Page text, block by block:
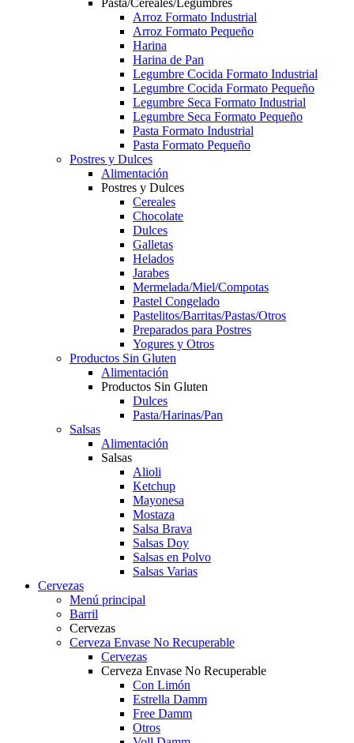
Pasta/Cereales/Legumbres
Arroz Formato Industrial
Arroz Formato Pequeño
Harina
Harina de Pan
Legumbre Cocida Formato Industrial
Legumbre Cocida Formato Pequeño
Legumbre Seca Formato Industrial
Legumbre Seca Formato Pequeño
Pasta Formato Industrial
Pasta Formato Pequeño
Postres y Dulces
Alimentación
Postres y Dulces
Cereales
Chocolate
Dulces
Galletas
Helados
Jarabes
Mermelada/Miel/Compotas
Pastel Congelado
Pastelitos/Barritas/Pastas/Otros
Preparados para Postres
Yogures y Otros
Productos Sin Gluten
Alimentación
Productos Sin Gluten
Dulces
Pasta/Harinas/Pan
Salsas
Alimentación
Salsas
Alioli
Ketchup
Mayonesa
Mostaza
Salsa Brava
Salsas Doy
Salsas en Polvo
Salsas Varias
Cervezas
Menú principal
Barril
Cervezas
Cerveza Envase No Recuperable
Cervezas
Cerveza Envase No Recuperable
Con Limón
Estrella Damm
Free Damm
Otros